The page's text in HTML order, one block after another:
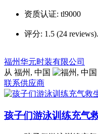
资质认证: tl9000
评分: 1.5 (24 reviews).
福州华元时装有限公司
从 福州, 中国
联系供应商
孩子们游泳训练充气